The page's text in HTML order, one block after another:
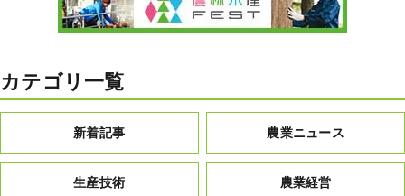
カテゴリ一覧
新着記事 農業ニュース
生産技術 農業経営